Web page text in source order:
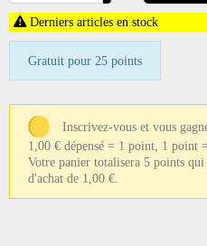
Derniers articles en stock
Gratuit pour 25 points
Inscrivez-vous et vous
1,00 € dépensé = 1 point, 1 point
Votre panier totalisera 5 points
d'achat de 1,00 €.